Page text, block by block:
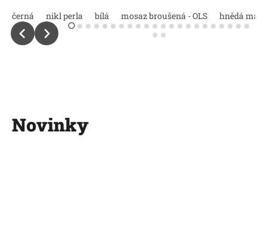
černá
nikl perla bílá mosaz broušená - OLS hnědá
Novinky